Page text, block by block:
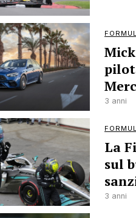
3 anni
La
sul
3 anni